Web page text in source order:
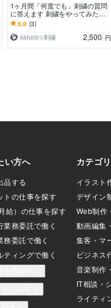
1ヶ月間「何度でも」刺繍の質問
に答えます 刺繍をやってみたい
方、始めたばかりの方、初心者の
方へ
5.0 (3)
satuco✩刺繍
2,500 円